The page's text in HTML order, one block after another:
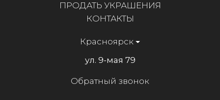
ПРОДАТЬ УКРАШЕНИЯ
КОНТАКТЫ
Красноярск
ул. 9-мая 79
Обратный звонок